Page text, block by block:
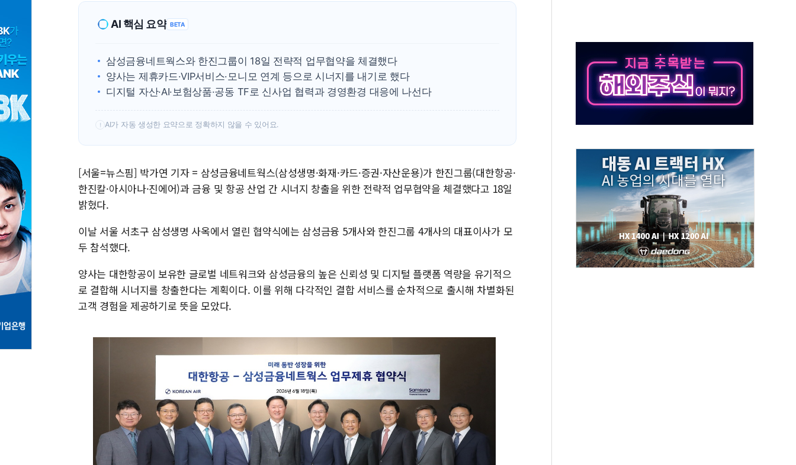
전남광주 화정역 인근 도로 4중 추돌…1명 심정지·5명 부상
청도 문수리 야산서 산불 진화 중...진화헬기 3대 투입
'해병 순직 책임' 임성근 전 사단장 항소심도 징역 3년
AI 핵심 요약 BETA
삼성금융네트웍스와 한진그룹이 18일 전략적 업무협약을 체결했다
양사는 제휴카드·VIP서비스·모니모 연계 등으로 시너지를 내기로 했다
디지털 자산·AI·보험상품·공동 TF로 신사업 협력과 경영환경 대응에 나선다
! AI가 자동 생성한 요약으로 정확하지 않을 수 있어요.
[서울=뉴스핌] 박가연 기자 = 삼성금융네트웍스(삼성생명·화재·카드·증권·자산운용)가 한진그룹(대한항공·
한진칼·아시아나·진에어)과 금융 및 항공 산업 간 시너지 창출을 위한 전략적 업무협약을 체결했다고 18일
밝혔다.
이날 서울 서초구 삼성생명 사옥에서 열린 협약식에는 삼성금융 5개사와 한진그룹 4개사의 대표이사가 모
두 참석했다.
양사는 대한항공이 보유한 글로벌 네트워크와 삼성금융의 높은 신뢰성 및 디지털 플랫폼 역량을 유기적으
로 결합해 시너지를 창출한다는 계획이다. 이를 위해 다각적인 결합 서비스를 순차적으로 출시해 차별화된
고객 경험을 제공하기로 뜻을 모았다.